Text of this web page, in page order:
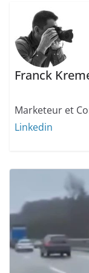
Franck
Marketeur et
Linkedin